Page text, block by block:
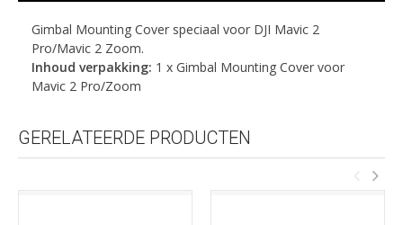
Gimbal Mounting Cover speciaal voor DJI Mavic 2
Pro/Mavic 2 Zoom.
Inhoud verpakking: 1 x Gimbal Mounting Cover voor
Mavic 2 Pro/Zoom
GERELATEERDE PRODUCTEN